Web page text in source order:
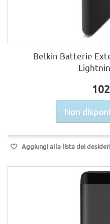
Belkin Batterie
Non
Aggiungi alla lista dei desideri